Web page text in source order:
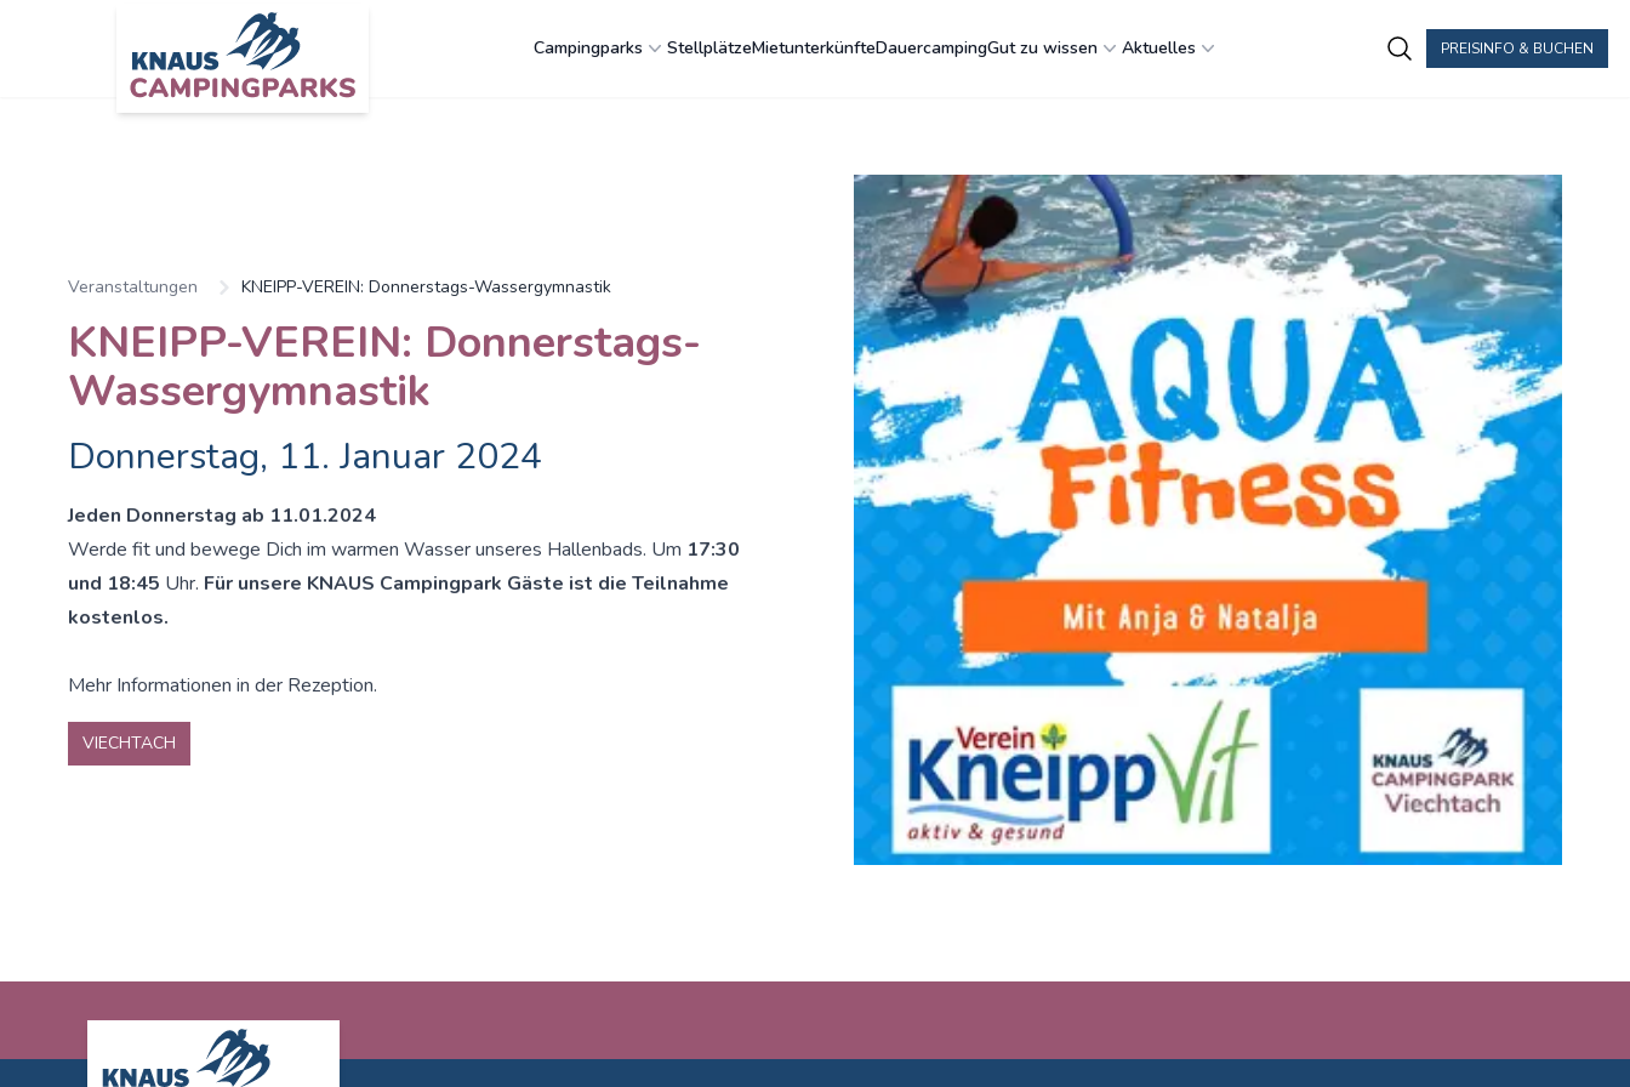
PREISINFO & BUCHEN
Campingparks StellplätzeMietunterkünfteDauercampingGut zu wissen Aktuelles
Veranstaltungen KNEIPP-VEREIN: Donnerstags-Wassergymnastik
KNEIPP-VEREIN: Donnerstags-
Wassergymnastik
Donnerstag, 11. Januar 2024
Jeden Donnerstag ab 11.01.2024
Werde fit und bewege Dich im warmen Wasser unseres Hallenbads. Um 17:30
und 18:45 Uhr. Für unsere KNAUS Campingpark Gäste ist die Teilnahme
kostenlos.
Mehr Informationen in der Rezeption.
VIECHTACH